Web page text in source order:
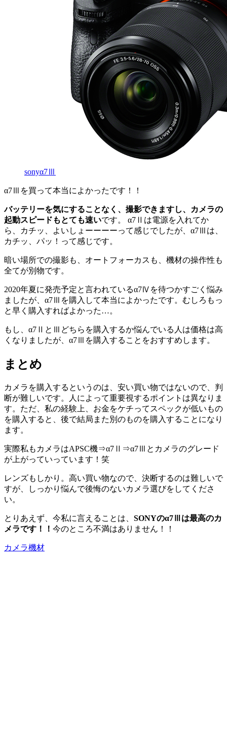
sonyα7Ⅲ
α7Ⅲを買って本当によかったです！！
バッテリーを気にすることなく、撮影できますし、カメラの
起動スピードもとても速いです。 α7Ⅱは電源を入れてか
ら、カチッ、よいしょーーーーって感じでしたが、α7Ⅲは、
カチッ、パッ！って感じです。
暗い場所での撮影も、オートフォーカスも、機材の操作性も
全てが別物です。
2020年夏に発売予定と言われているα7Ⅳを待つかすごく悩み
ましたが、α7Ⅲを購入して本当によかったです。むしろもっ
と早く購入すればよかった…。
もし、α7ⅡとⅢどちらを購入するか悩んでいる人は価格は高
くなりましたが、α7Ⅲを購入することをおすすめします。
まとめ
カメラを購入するというのは、安い買い物ではないので、判
断が難しいです。人によって重要視するポイントは異なりま
す。ただ、私の経験上、お金をケチってスペックが低いもの
を購入すると、後で結局また別のものを購入することになり
ます。
実際私もカメラはAPSC機⇒α7Ⅱ⇒α7Ⅲとカメラのグレード
が上がっていっています！笑
レンズもしかり。高い買い物なので、決断するのは難しいで
すが、しっかり悩んで後悔のないカメラ選びをしてくださ
い。
とりあえず、今私に言えることは、 SONYのα7Ⅲは最高のカ
メラです！！ 今のところ不満はありません！！
カメラ機材